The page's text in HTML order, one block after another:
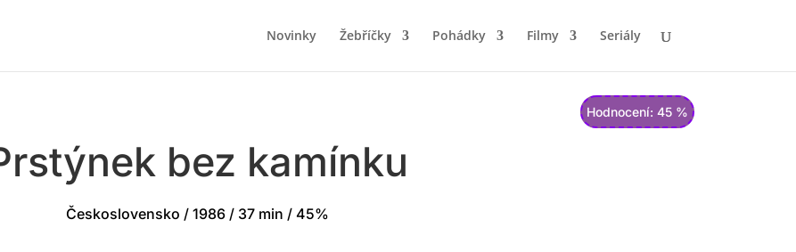
Novinky Žebříčky Pohádky Filmy Seriály
Hodnocení: 45 %
bez kamínku
Československo / 1986 / 37 min / 45%